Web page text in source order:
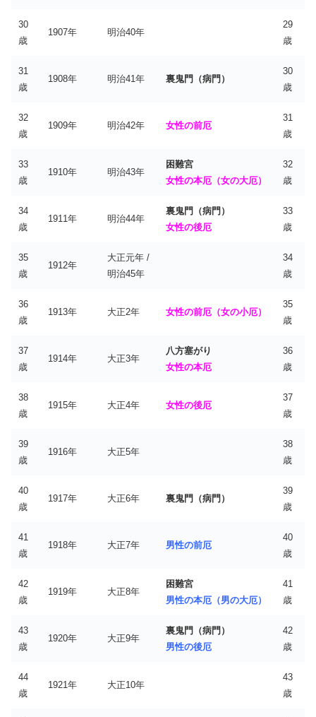
30
歳
1907年 明治40年
29
歳
31
歳
1908年 明治41年 裏鬼門（病門）
30
歳
32
歳
1909年 明治42年 女性の前厄
31
歳
33
歳
1910年 明治43年
困難宮
女性の本厄（女の大厄）
32
歳
34
歳
1911年 明治44年
裏鬼門（病門）
女性の後厄
33
歳
35
歳
1912年
大正元年 /
明治45年
34
歳
36
歳
1913年 大正2年 女性の前厄（女の小厄）
35
歳
37
歳
1914年 大正3年
八方塞がり
女性の本厄
36
歳
38
歳
1915年 大正4年 女性の後厄
37
歳
39
歳
1916年 大正5年
38
歳
40
歳
1917年 大正6年 裏鬼門（病門）
39
歳
41
歳
1918年 大正7年 男性の前厄
40
歳
42
歳
1919年 大正8年
困難宮
男性の本厄（男の大厄）
41
歳
43
歳
1920年 大正9年
裏鬼門（病門）
男性の後厄
42
歳
44
歳
1921年 大正10年
43
歳